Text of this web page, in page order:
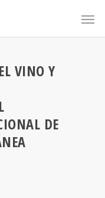
VINO Y
DE